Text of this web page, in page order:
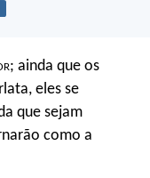
; ainda que os
eles se
que sejam
como a